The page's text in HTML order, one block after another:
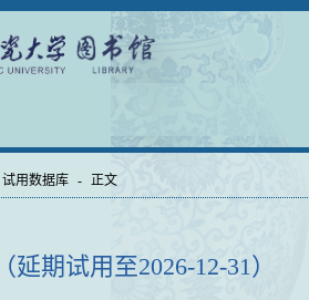
试用数据库 - 正文
期试用至2026-12-31）